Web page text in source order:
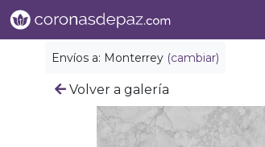
Envíos a: Monterrey (cambiar)
Volver a galería